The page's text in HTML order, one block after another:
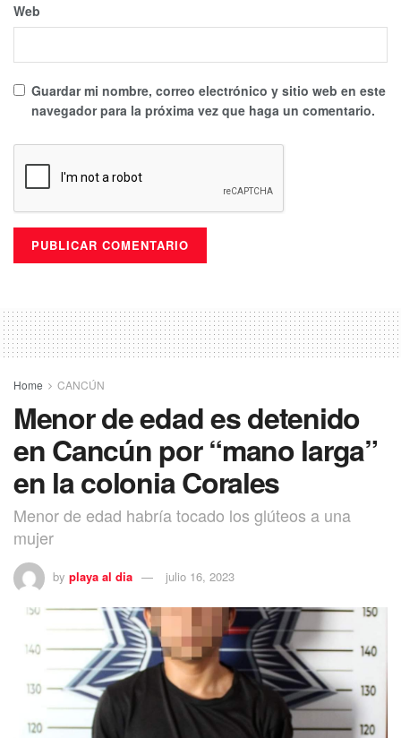
Web
Guardar mi nombre, correo electrónico y sitio web en este
navegador para la próxima vez que haga un comentario.
Home CANCÚN
Menor de edad es detenido
en Cancún por “mano larga”
en la colonia Corales
Menor de edad habría tocado los glúteos a una
mujer
by playa al dia julio 16, 2023